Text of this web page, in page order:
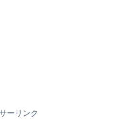
ーリンク